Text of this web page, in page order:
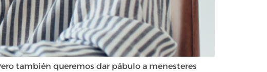
también queremos dar pábulo a menesteres